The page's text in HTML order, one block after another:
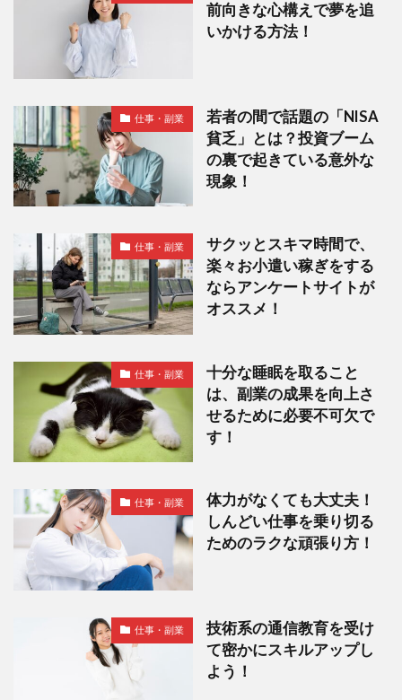
前向きな心構えで夢を追
いかける方法！
仕事・副業
若者の間で話題の「NISA
貧乏」とは？投資ブーム
の裏で起きている意外な
現象！
仕事・副業
サクッとスキマ時間で、
楽々お小遣い稼ぎをする
ならアンケートサイトが
オススメ！
仕事・副業
十分な睡眠を取ること
は、副業の成果を向上さ
せるために必要不可欠で
す！
仕事・副業
体力がなくても大丈夫！
しんどい仕事を乗り切る
ためのラクな頑張り方！
仕事・副業
技術系の通信教育を受け
て密かにスキルアップし
よう！